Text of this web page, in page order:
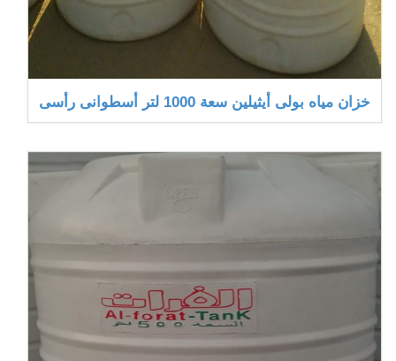
خزان مياه بولى أيثيلين سعة 1000 لتر أسطوانى رأسى